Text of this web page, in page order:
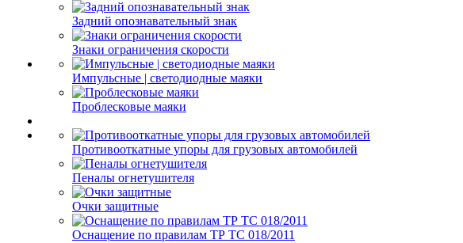
Задний опознавательный знак
Знаки ограничения скорости
Импульсные | светодиодные маяки
Проблесковые маяки
Противооткатные упоры для грузовых автомобилей
Пеналы огнетушителя
Очки защитные
Оснащение по правилам ТР ТС 018/2011